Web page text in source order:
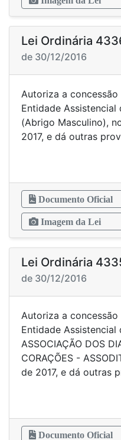
Lei Ordinária
de 30/12/2016
Autoriza a
Entidade Assistencial
(Abrigo Masculino),
2017, e dá outras
Documento Oficial
Imagem da Lei
Lei Ordinária
de 30/12/2016
Autoriza a
Entidade Assistencial
ASSOCIAÇÃO DOS
CORAÇÕES -
de 2017, e dá outras
Documento Oficial